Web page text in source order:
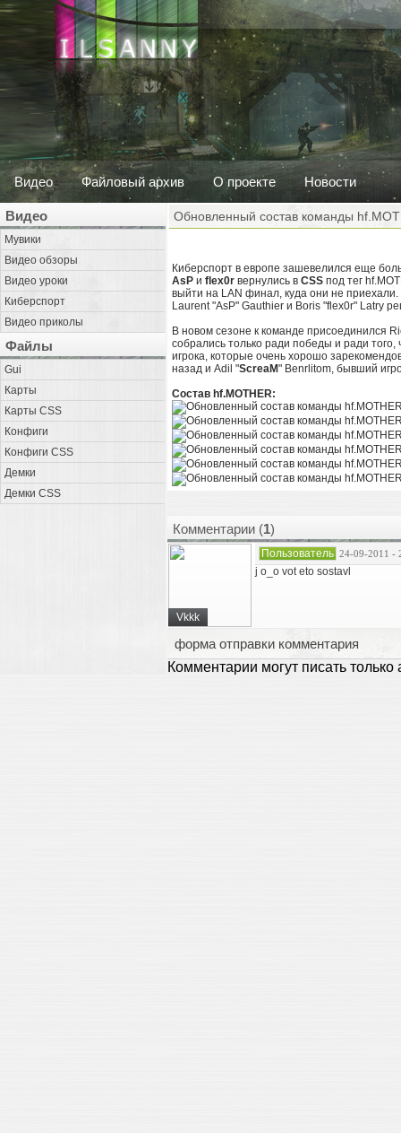
Видео Файловый архив О проекте Новости
Видео
Мувики
Видео обзоры
Видео уроки
Киберспорт
Видео приколы
Файлы
Gui
Карты
Карты CSS
Конфиги
Конфиги CSS
Демки
Демки CSS
Обновленный состав команды
Киберспорт в европе зашевелился еще
AsP и flex0r вернулись в CSS под тег
выйти на LAN финал, куда они не
Laurent "AsP" Gauthier и Boris "flex0r" Latry
В новом сезоне к команде присоединился
собрались только ради победы и ради
игрока, которые очень хорошо
назад и Adil "ScreaM" Benrlitom, бывший
Состав hf.MOTHER:
Комментарии (1)
Vkkk
Пользователь 24-09-2011 -
j o_o vot eto sostavl
форма отправки комментария
Комментарии могут писать